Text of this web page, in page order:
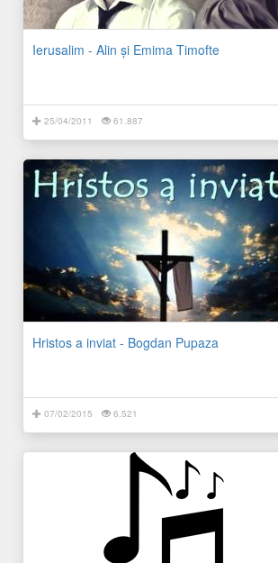
Ierusalim - Alin şi Emima Timofte
25/04/2011 61.887
Hristos a inviat - Bogdan Pupaza
07/02/2015 6.521